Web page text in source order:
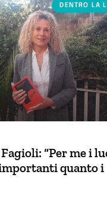
DENTRO LA
“Per me i
quanto i